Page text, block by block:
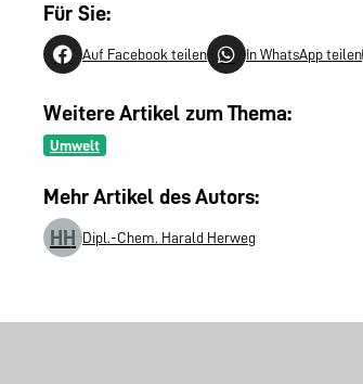
Für Sie:
Auf Facebook teilen In WhatsApp teilen
Weitere Artikel zum Thema:
Umwelt
Mehr Artikel des Autors:
HH
Dipl.-Chem. Harald Herweg